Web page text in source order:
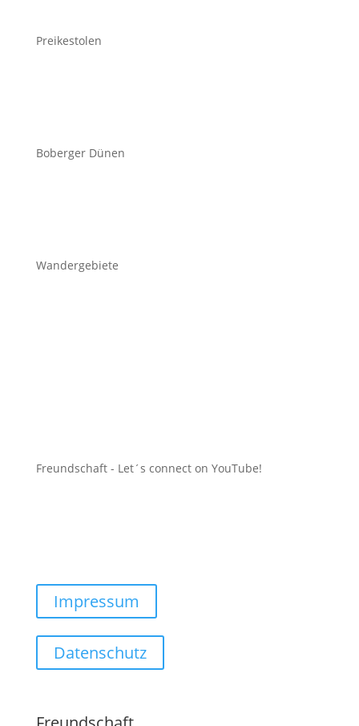
Preikestolen
Boberger Dünen
Wandergebiete
Freundschaft - Let´s connect on YouTube!
Impressum
Datenschutz